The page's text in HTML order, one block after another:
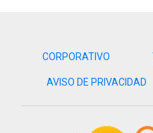
CORPORATIVO
AVISO DE PRIVACIDAD